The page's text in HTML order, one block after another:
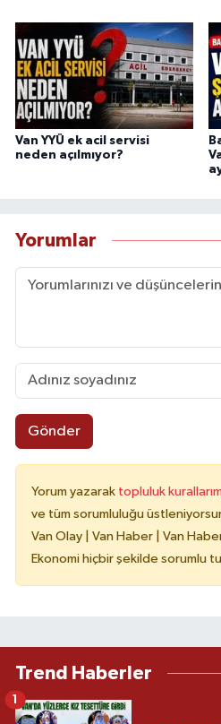
Van YYÜ ek acil servisi
neden açılmıyor?
Yorumlar
Gönder
Yorum yazarak topluluk
ve tüm sorumluluğu
Van Olay | Van Haber | Van
Ekonomi hiçbir şekilde sorumlu
Trend Haberler
1